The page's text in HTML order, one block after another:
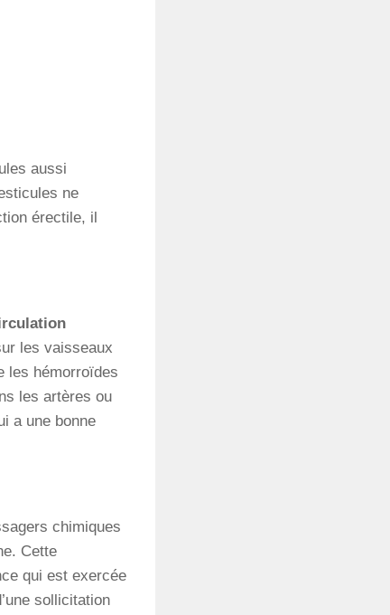
aussi
ne
érectile, il
les vaisseaux
les hémorroïdes
les artères ou
a une bonne
chimiques
Cette
qui est exercée
sollicitation